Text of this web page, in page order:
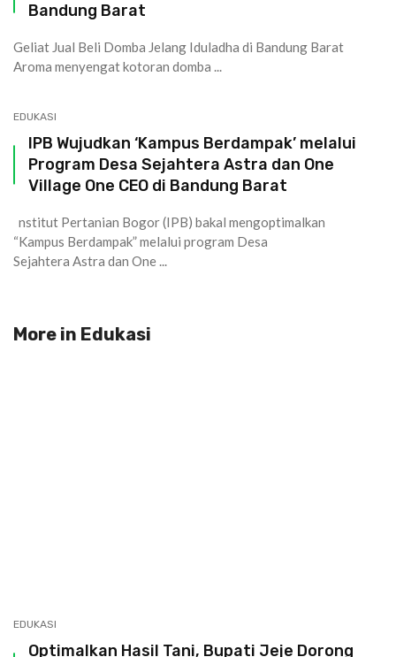
Bandung Barat
Geliat Jual Beli Domba Jelang Iduladha di Bandung Barat
Aroma menyengat kotoran domba ...
EDUKASI
IPB Wujudkan ‘Kampus Berdampak’ melalui
Program Desa Sejahtera Astra dan One
Village One CEO di Bandung Barat
nstitut Pertanian Bogor (IPB) bakal mengoptimalkan
“Kampus Berdampak” melalui program Desa
Sejahtera Astra dan One ...
More in Edukasi
EDUKASI
Optimalkan Hasil Tani, Bupati Jeje Dorong